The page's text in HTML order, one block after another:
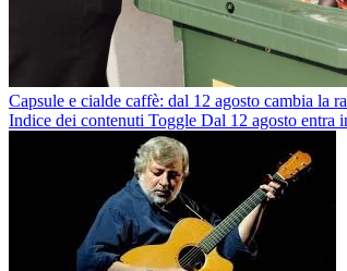
Capsule e cialde caffè: dal 12 agosto cambia la
Indice dei contenuti Toggle Dal 12 agosto entra